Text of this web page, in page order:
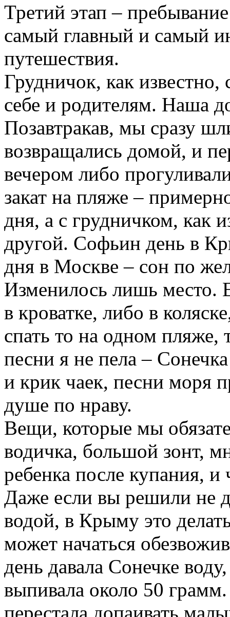
Третий этап – пребывание
самый главный и самый
путешествия.
Грудничок, как
себе и родителям. Наша
Позавтракав, мы сразу
возвращались домой, и
вечером либо
закат на пляже –
дня, а с грудничком, как
другой. Софьин день в
дня в Москве – сон по
Изменилось лишь место.
в кроватке, либо в
спать то на одном пляже,
песни я не пела –
и крик чаек, песни моря
душе по нраву.
Вещи, которые мы
водичка, большой зонт,
ребенка после купания, и
Даже если вы решили не
водой, в Крыму это
может начаться
день давала Сонечке воду
выпивала около 50 грамм
перестала допаивать